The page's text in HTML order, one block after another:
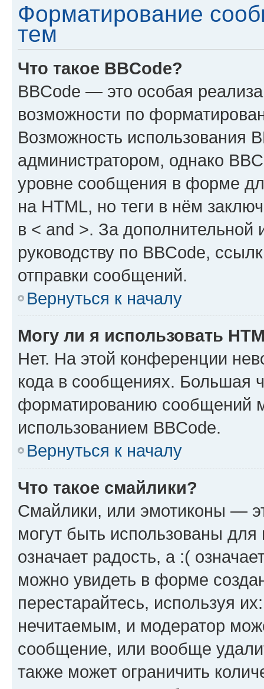
Форматирование
тем
Что такое BBCode?
BBCode — это особая
возможности по
Возможность использования
администратором, однако
уровне сообщения в форме
на HTML, но теги в нём
в < and >. За
руководству по BBCode,
отправки сообщений.
Вернуться к началу
Могу ли я использовать
Нет. На этой конференции
кода в сообщениях. Большая
форматированию сообщений
использованием BBCode.
Вернуться к началу
Что такое смайлики?
Смайлики, или эмотиконы —
могут быть использованы
означает радость, а :(
можно увидеть в форме
перестарайтесь, используя
нечитаемым, и модератор
сообщение, или вообще
также может ограничить